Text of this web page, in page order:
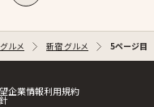
ルメ 新宿 グルメ 5ページ目
企業情報利用規約